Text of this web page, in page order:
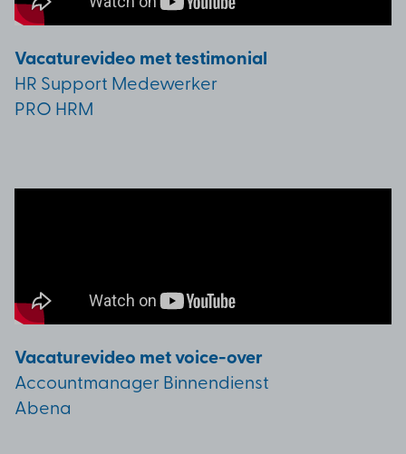
Vacaturevideo met testimonial
HR Support Medewerker
PRO HRM
Vacaturevideo met voice-over
Accountmanager Binnendienst
Abena